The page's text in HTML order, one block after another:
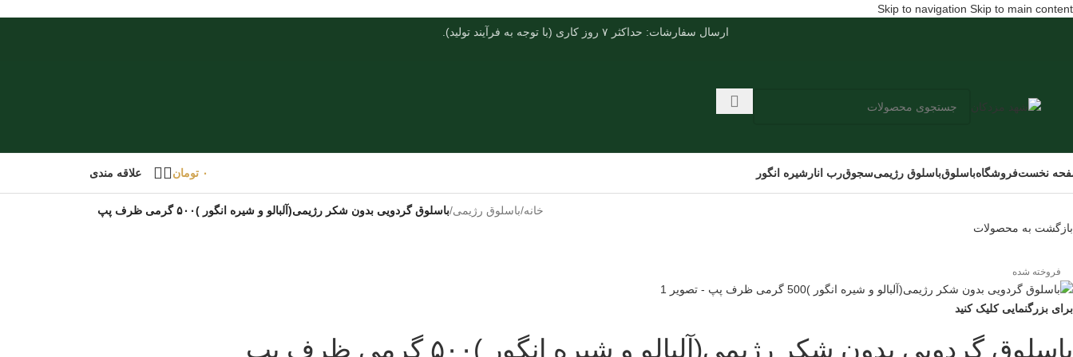
Skip to navigation Skip to main content
ارسال سفارشات: حداکثر ۷ روز کاری (با توجه به فرآیند تولید).
نخستفروشگاهباسلوقباسلوق رژیمیسجوقرب انار شیره انگور ۰ تومان علاقه مندی
خانه/باسلوق رژیمی/باسلوق گردویی بدون شکر رژیمی(آلبالو و شیره انگور )۵۰۰ گرمی ظرف پپ
بازگشت به محصولات
فروخته شده
برای بزرگنمایی کلیک کنید
باسلوق گردویی بدون شکر رژیمی(آلبالو و شیره انگور )۵۰۰ گرمی ظرف پپ